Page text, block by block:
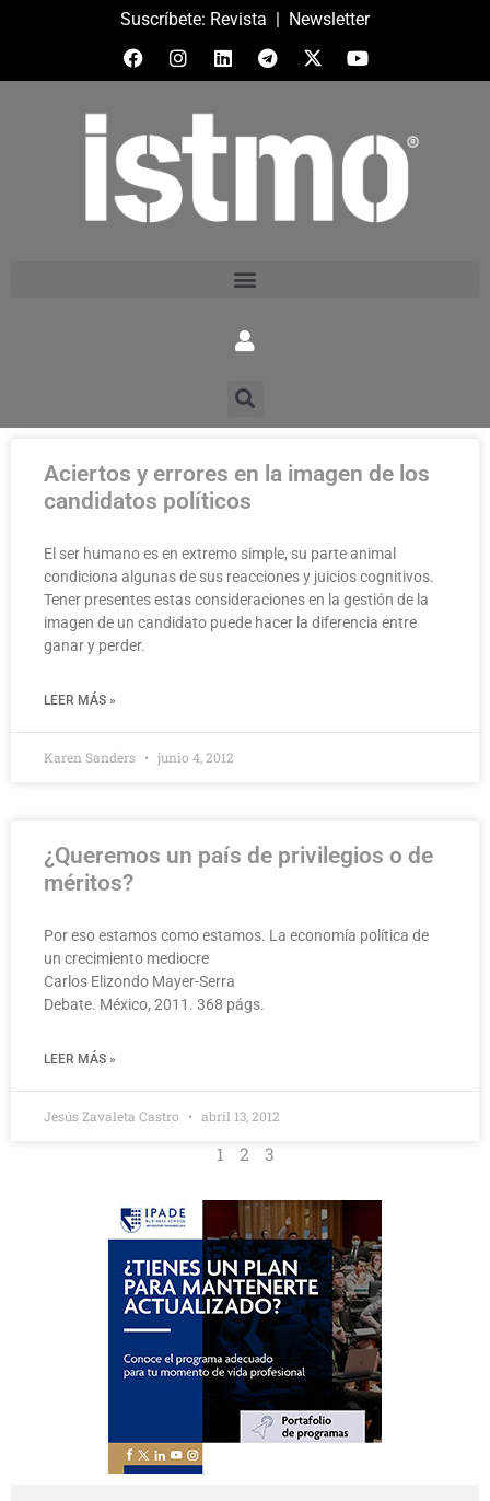
Suscríbete: Revista | Newsletter
Aciertos y errores en la imagen de los
candidatos políticos
El ser humano es en extremo simple, su parte animal
condiciona algunas de sus reacciones y juicios cognitivos.
Tener presentes estas consideraciones en la gestión de la
imagen de un candidato puede hacer la diferencia entre
ganar y perder.
LEER MÁS »
Karen Sanders junio 4, 2012
¿Queremos un país de privilegios o de
méritos?
Por eso estamos como estamos. La economía política de
un crecimiento mediocre
Carlos Elizondo Mayer-Serra
Debate. México, 2011. 368 págs.
LEER MÁS »
Jesús Zavaleta Castro abril 13, 2012
1 2 3